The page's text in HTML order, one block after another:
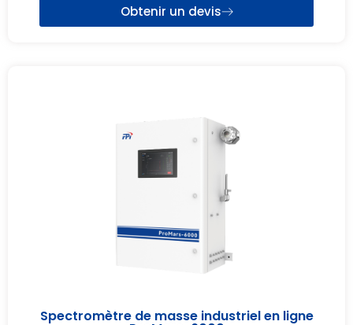
Obtenir un devis
Spectromètre de masse industriel en ligne